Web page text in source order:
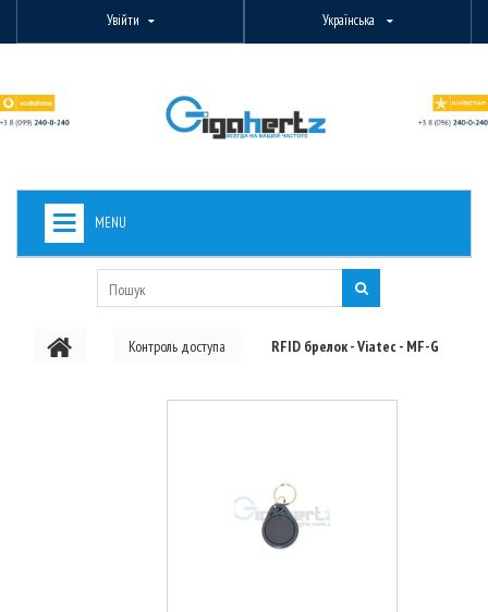
Увійти Українська
MENU
PON ОБЛАДНАННЯ
ОПТОВОЛОКОННЕ ОБЛАДНАННЯ
Контроль доступа RFID брелок - Viatec - MF-G